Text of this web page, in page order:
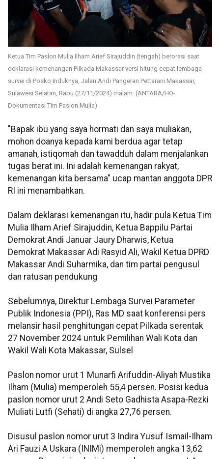
Ketua Tim Paslon Mulia Ilham Arief Sirajuddin (tengah) berorasi saat
deklarasi kemenangan Pilkada Makassar versi hitung cepat lembaga
survei di Posko Induknya, Jalan Andi Pangeran Pettarani Makassar,
Sulawesi Selatan, Rabu (27/11/2024) malam. (ANTARA/HO-
Dokumentasi Tim Paslon Mulia)
"Bapak ibu yang saya hormati dan saya muliakan,
mohon doanya kepada kami berdua agar tetap
amanah, istiqomah dan tawadduh dalam menjalankan
tugas berat ini. Ini adalah kemenangan rakyat,
kemenangan kita bersama" ucap mantan anggota DPR
RI ini menambahkan.
Dalam deklarasi kemenangan itu, hadir pula Ketua Tim
Mulia Ilham Arief Sirajuddin, Ketua Bappilu Partai
Demokrat Andi Januar Jaury Dharwis, Ketua
Demokrat Makassar Adi Rasyid Ali, Wakil Ketua DPRD
Makassar Andi Suharmika, dan tim partai pengusul
dan ratusan pendukung
Sebelumnya, Direktur Lembaga Survei Parameter
Publik Indonesia (PPI), Ras MD saat konferensi pers
melansir hasil penghitungan cepat Pilkada serentak
27 November 2024 untuk Pemilihan Wali Kota dan
Wakil Wali Kota Makassar, Sulsel
Paslon nomor urut 1 Munarfi Arifuddin-Aliyah Mustika
Ilham (Mulia) memperoleh 55,4 persen. Posisi kedua
paslon nomor urut 2 Andi Seto Gadhista Asapa-Rezki
Muliati Lutfi (Sehati) di angka 27,76 persen.
Disusul paslon nomor urut 3 Indira Yusuf Ismail-Ilham
Ari Fauzi A Uskara (INIMi) memperoleh angka 13,62